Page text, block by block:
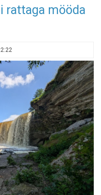
rattaga mööda